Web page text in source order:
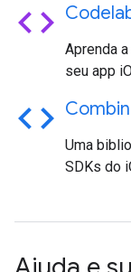
code
Aprenda
seu app
code
Uma
SDKs do